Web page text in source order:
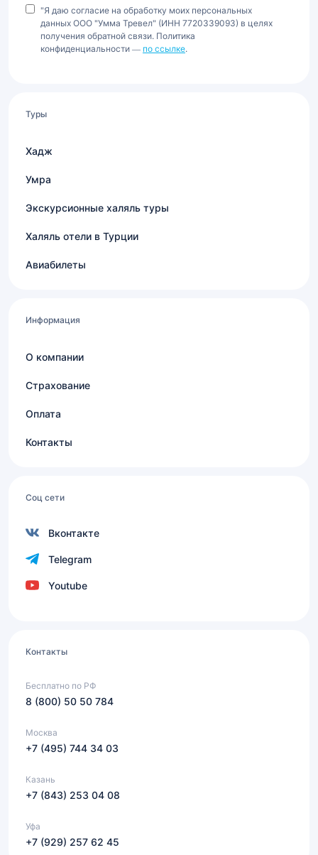
"Я даю согласие на обработку моих персональных
данных ООО "Умма Тревел" (ИНН 7720339093) в целях
получения обратной связи. Политика
конфиденциальности — по ссылке.
Туры
Хадж
Умра
Экскурсионные халяль туры
Халяль отели в Турции
Авиабилеты
Информация
О компании
Страхование
Оплата
Контакты
Соц сети
Вконтакте
Telegram
Youtube
Контакты
Бесплатно по РФ
8 (800) 50 50 784
Москва
+7 (495) 744 34 03
Казань
+7 (843) 253 04 08
Уфа
+7 (929) 257 62 45